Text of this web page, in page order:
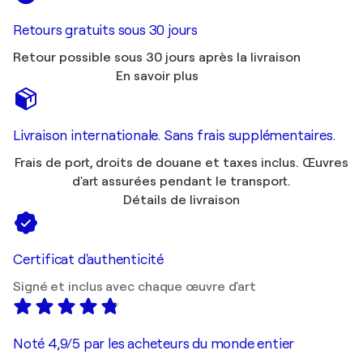
Retours gratuits sous 30 jours
Retour possible sous 30 jours après la livraison
En savoir plus
Livraison internationale. Sans frais supplémentaires.
Frais de port, droits de douane et taxes inclus. Œuvres
d'art assurées pendant le transport.
Détails de livraison
Certificat d'authenticité
Signé et inclus avec chaque œuvre d'art
Noté 4,9/5 par les acheteurs du monde entier